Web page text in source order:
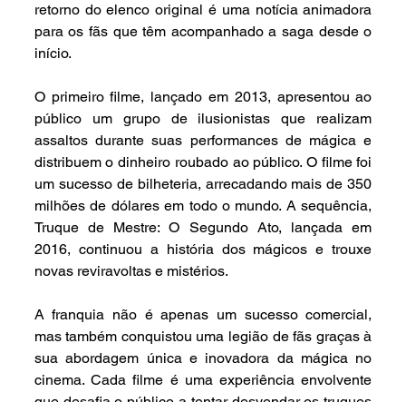
retorno do elenco original é uma notícia animadora
para os fãs que têm acompanhado a saga desde o
início.
O primeiro filme, lançado em 2013, apresentou ao
público um grupo de ilusionistas que realizam
assaltos durante suas performances de mágica e
distribuem o dinheiro roubado ao público. O filme foi
um sucesso de bilheteria, arrecadando mais de 350
milhões de dólares em todo o mundo. A sequência,
Truque de Mestre: O Segundo Ato, lançada em
2016, continuou a história dos mágicos e trouxe
novas reviravoltas e mistérios.
A franquia não é apenas um sucesso comercial,
mas também conquistou uma legião de fãs graças à
sua abordagem única e inovadora da mágica no
cinema. Cada filme é uma experiência envolvente